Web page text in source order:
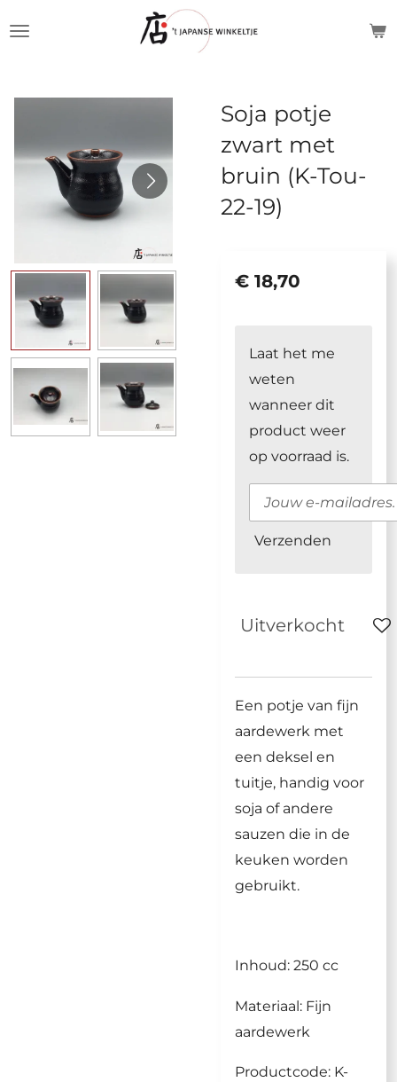
de
Soja potje
zwart met
bruin (K-Tou-
22-19)
€ 18,70
Laat het me
weten
wanneer dit
product weer
op voorraad is.
Verzenden
Uitverkocht
Een potje van fijn
aardewerk met
een deksel en
tuitje, handig voor
soja of andere
sauzen die in de
keuken worden
gebruikt.
Inhoud: 250 cc
Materiaal: Fijn
aardewerk
Productcode: K-